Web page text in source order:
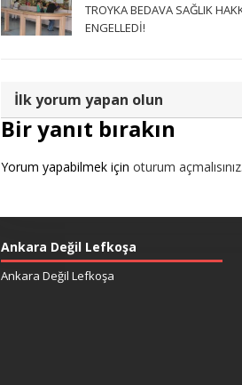
TROYKA BEDAVA SAĞLIK
ENGELLEDİ!
İlk yorum yapan olun
Bir yanıt bırakın
Yorum yapabilmek için oturum açmalısınız
Ankara Değil Lefkoşa
Ankara Değil Lefkoşa